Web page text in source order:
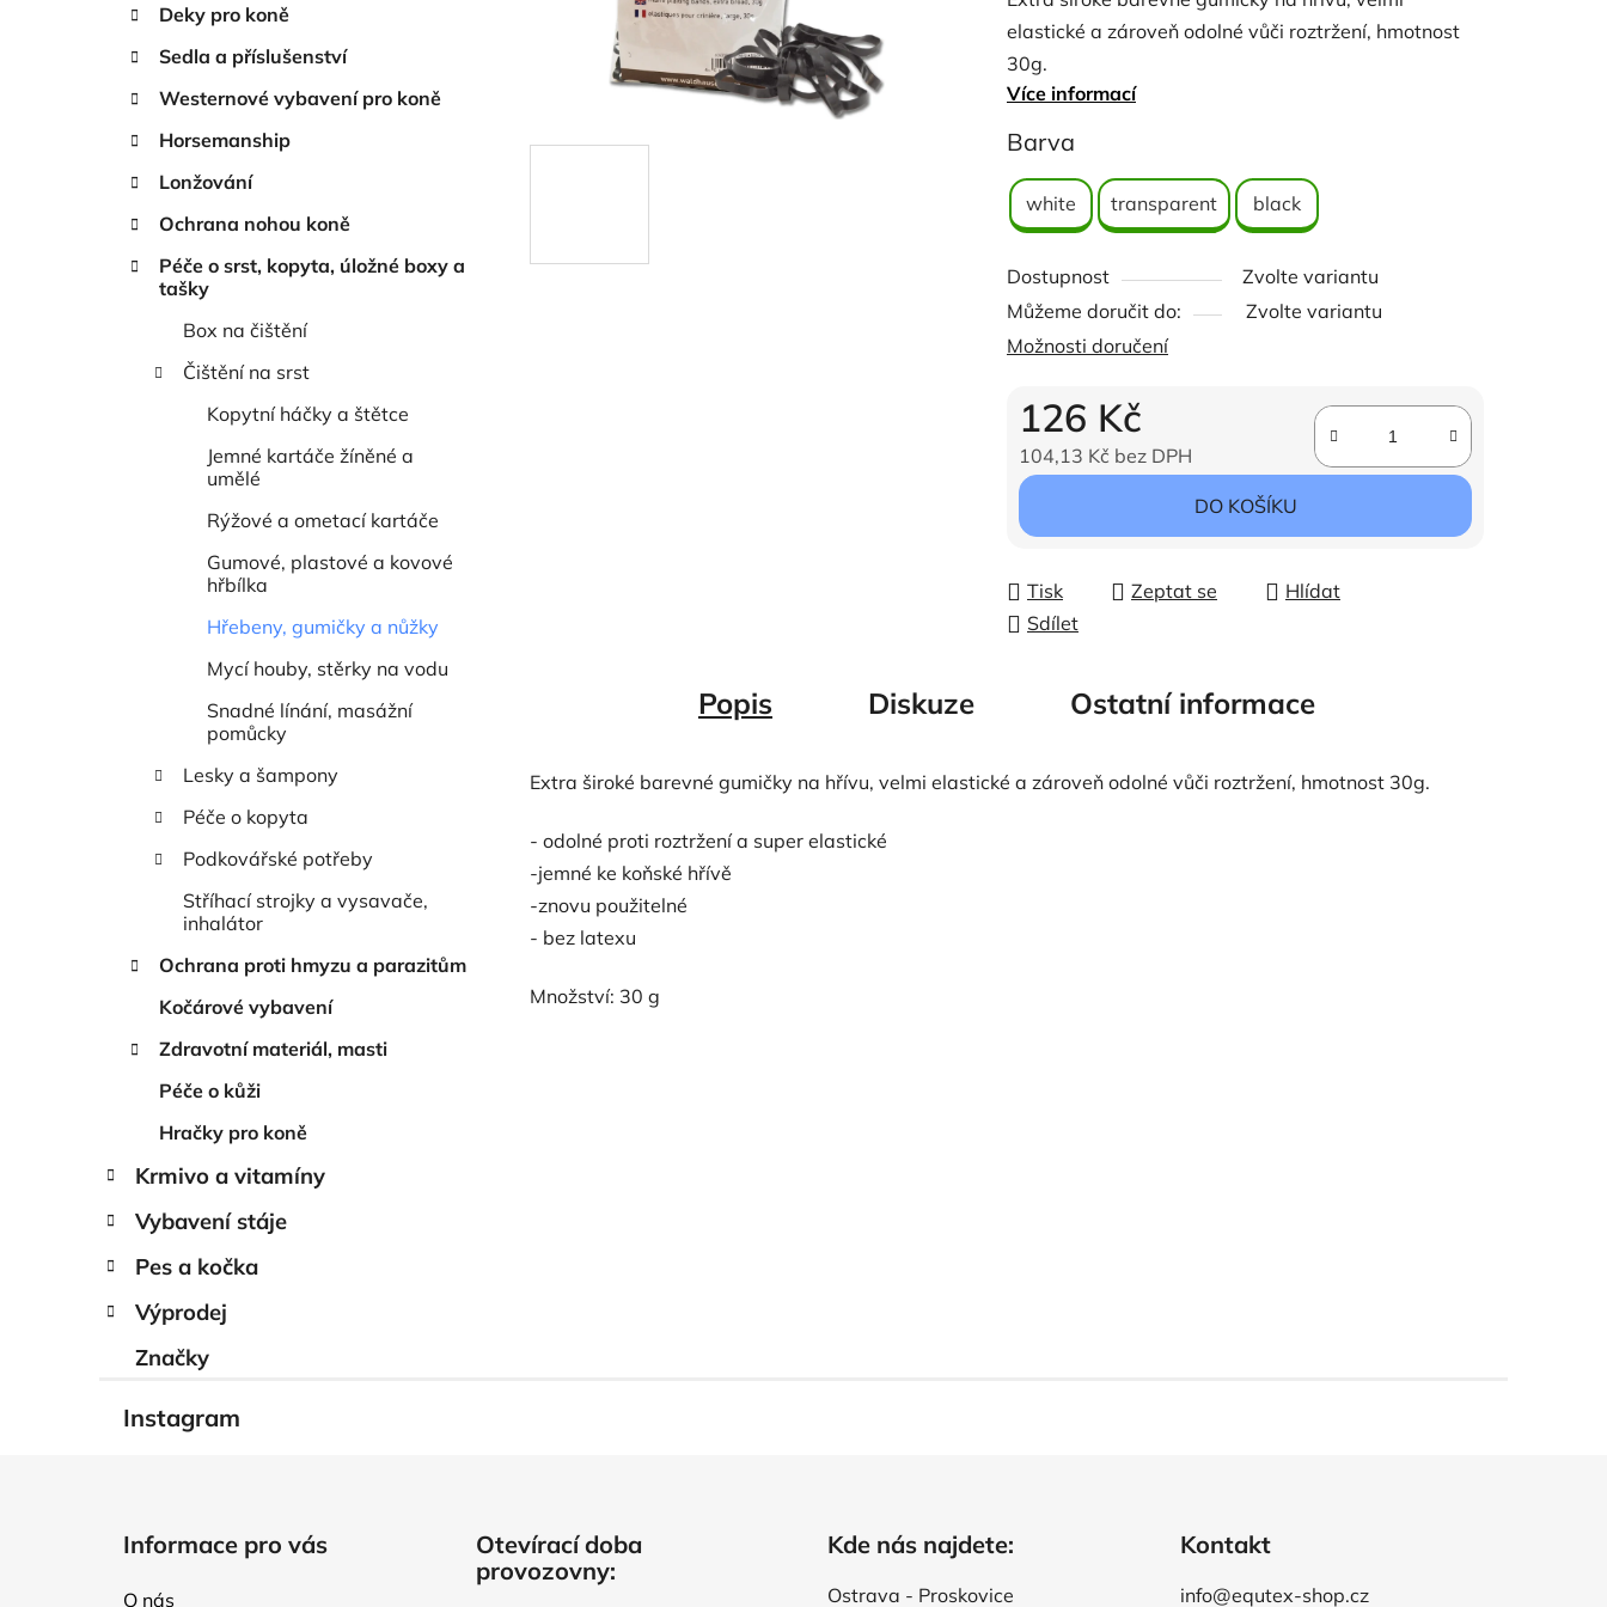
Deky pro koně
Sedla a příslušenství
Westernové vybavení pro koně
Horsemanship
Lonžování
Ochrana nohou koně
Péče o srst, kopyta, úložné boxy a
tašky
Box na čištění
Čištění na srst
Kopytní háčky a štětce
Jemné kartáče žíněné a
umělé
Rýžové a ometací kartáče
Gumové, plastové a kovové
hřbílka
Hřebeny, gumičky a nůžky
Mycí houby, stěrky na vodu
Snadné línání, masážní
pomůcky
Lesky a šampony
Péče o kopyta
Podkovářské potřeby
Stříhací strojky a vysavače,
inhalátor
Ochrana proti hmyzu a parazitům
Kočárové vybavení
Zdravotní materiál, masti
Péče o kůži
Hračky pro koně
Krmivo a vitamíny
Vybavení stáje
Pes a kočka
Výprodej
Značky
0,0
z
5
hvězdiček.
elastické a zároveň odolné vůči roztržení, hmotnost
30g.
-jemné ke koňské hřívě
-znovu použitelné
- bez latexu
Množství: 30 g
Více informací
Barva
white transparent black
Dostupnost
Zvolte variantu
Můžeme doručit do:
Zvolte variantu
Možnosti doručení
126 Kč
104,13 Kč bez DPH
Měrná cena:
DO KOŠÍKU
Tisk Zeptat se
Hlídat
Sdílet
Popis Diskuze Ostatní informace
Extra široké barevné gumičky na hřívu, velmi elastické a zároveň odolné vůči roztržení, hmotnost 30g.
- odolné proti roztržení a super elastické
-jemné ke koňské hřívě
-znovu použitelné
- bez latexu
Množství: 30 g
Instagram
Informace pro vás
O nás
Otevírací doba
provozovny:
Kde nás najdete:
Ostrava - Proskovice
Kontakt
info@equtex-shop.cz